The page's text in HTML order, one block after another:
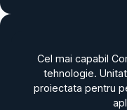
Cel mai capabil
tehnologie.
proiectata pentru